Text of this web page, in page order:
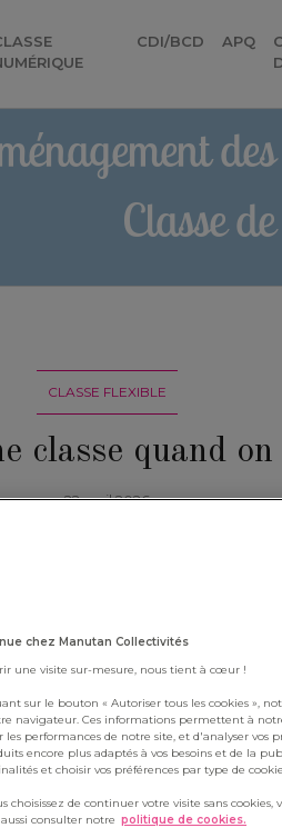
CDI/BCD APQ
Classe
CLASSE FLEXIBLE
classe quand
22 avril 2026
chez Manutan Collectivités
une visite sur-mesure, nous tient à cœur !
sur le bouton « Autoriser tous les cookies »,
navigateur. Ces informations permettent à
les performances de notre site, et d'analyser vos
encore plus adaptés à vos besoins et de la
et choisir vos préférences par type de
choisissez de continuer votre visite sans
consulter notre politique de cookies.